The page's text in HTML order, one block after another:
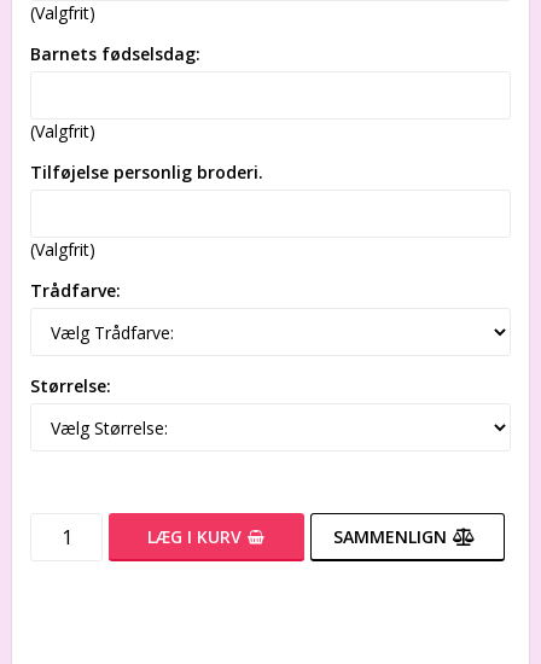
(Valgfrit)
Barnets fødselsdag:
(Valgfrit)
Tilføjelse personlig broderi.
(Valgfrit)
Trådfarve:
Størrelse:
LÆG I KURV SAMMENLIGN